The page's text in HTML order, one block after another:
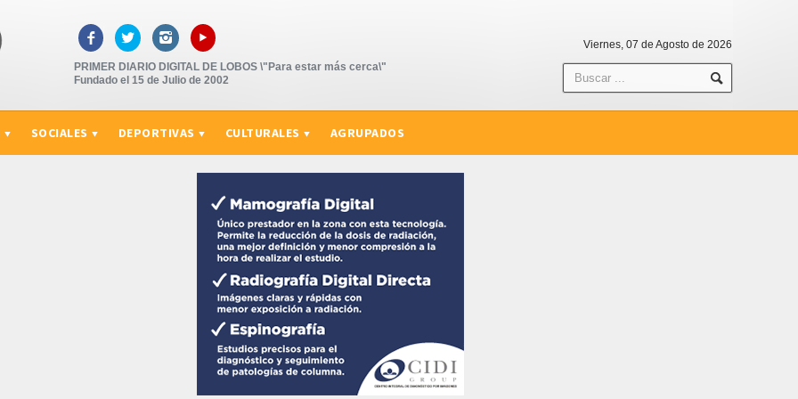
   ▸
PRIMER DIARIO DIGITAL DE LOBOS \"Para estar más cerca\"
Fundado el 15 de Julio de 2002
Viernes, 07 de Agosto de 2026
SOCIALES DEPORTIVAS CULTURALES AGRUPADOS